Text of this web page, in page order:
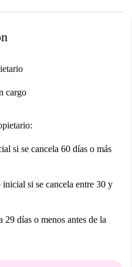
cargo
si se cancela 60 días o más
inicial si se cancela entre 30 y
29 días o menos antes de la